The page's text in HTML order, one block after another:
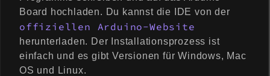
Board hochladen. Du kannst die IDE von der
offiziellen Arduino-Website
herunterladen. Der Installationsprozess ist
einfach und es gibt Versionen für Windows, Mac
OS und Linux.